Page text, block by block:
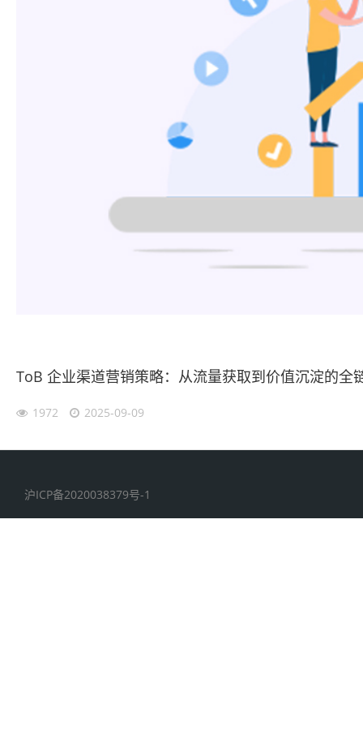
ToB 企业渠道营销策略：从流量获取到价值沉淀的全
1972 2025-09-09
沪ICP备2020038379号-1